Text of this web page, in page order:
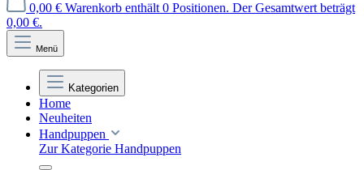
0,00 € Warenkorb enthält 0 Positionen. Der Gesamtwert beträgt
0,00 €.
Menü
Kategorien
Home
Neuheiten
Handpuppen
Zur Kategorie Handpuppen